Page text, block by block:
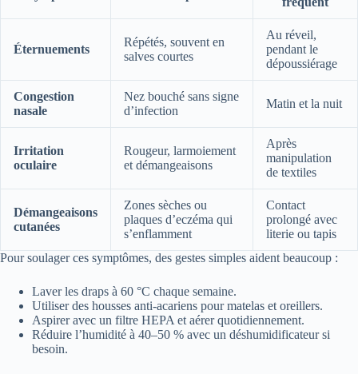
Éternuements
Répétés, souvent en
salves courtes
Au réveil,
pendant le
dépoussiérage
Congestion
nasale
Nez bouché sans signe
d’infection
Matin et la nuit
Irritation
oculaire
Rougeur, larmoiement
et démangeaisons
Après
manipulation
de textiles
Démangeaisons
cutanées
Zones sèches ou
plaques d’eczéma qui
s’enflamment
Contact
prolongé avec
literie ou tapis
Pour soulager ces symptômes, des gestes simples aident beaucoup :
Laver les draps à 60 °C chaque semaine.
Utiliser des housses anti-acariens pour matelas et oreillers.
Aspirer avec un filtre HEPA et aérer quotidiennement.
Réduire l’humidité à 40–50 % avec un déshumidificateur si
besoin.